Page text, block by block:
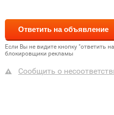
Если Вы не видите кнопку "ответить
блокировщики рекламы
Сообщить о